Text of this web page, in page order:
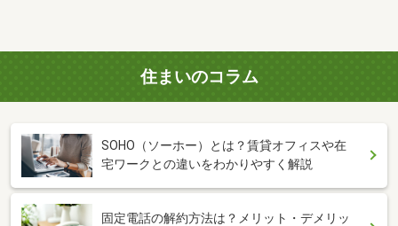
住まいのコラム
SOHO（ソーホー）とは？賃貸オフィスや在
宅ワークとの違いをわかりやすく解説
固定電話の解約方法は？メリット・デメリッ